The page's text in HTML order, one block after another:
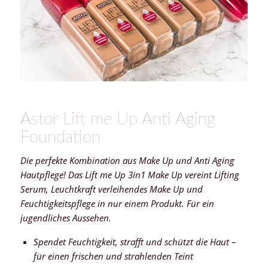
Astor Lift me Up Anti Aging
Foundation
Die perfekte Kombination aus Make Up und Anti Aging
Hautpflege! Das Lift me Up 3in1 Make Up vereint Lifting
Serum, Leuchtkraft verleihendes Make Up und
Feuchtigkeitspflege in nur einem Produkt. Für ein
jugendliches Aussehen.
Spendet Feuchtigkeit, strafft und schützt die Haut –
für einen frischen und strahlenden Teint